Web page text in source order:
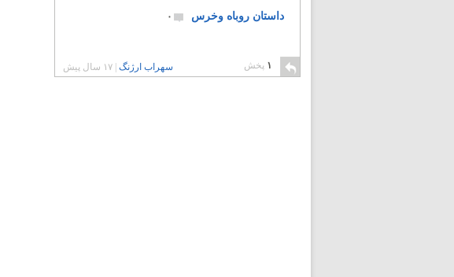
داستان روباه وخرس ۰
۱ پخش سهراب ارژنگ |۱۷ سال پیش